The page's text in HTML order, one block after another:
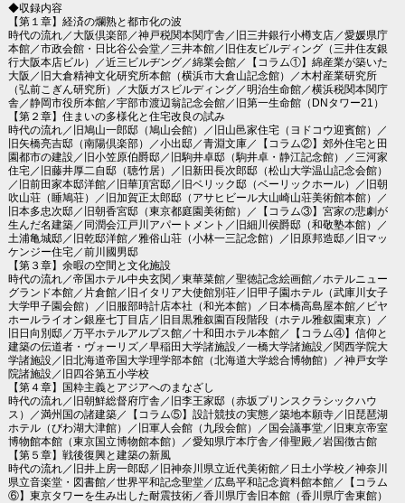
◆収録内容
【第１章】経済の爛熟と都市化の波
時代の流れ／大阪倶楽部／神戸税関本関庁舎／旧三井銀行小樽支店／愛媛県庁
本館／市政会館・日比谷公会堂／三井本館／旧住友ビルディング（三井住友銀
行大阪本店ビル）／近三ビルヂング／綿業会館／【コラム①】綿産業が築いた
大阪／旧大倉精神文化研究所本館（横浜市大倉山記念館）／木村産業研究所
（弘前こぎん研究所）／大阪ガスビルディング／明治生命館／横浜税関本関庁
舎／静岡市役所本館／宇部市渡辺翁記念会館／旧第一生命館（DNタワー21）
【第２章】住まいの多様化と住宅改良の試み
時代の流れ／旧鳩山一郎邸（鳩山会館）／旧山邑家住宅（ヨドコウ迎賓館）／
旧矢橋亮吉邸（南陽倶楽部）／小出邸／青淵文庫／【コラム②】郊外住宅と田
園都市の建設／旧小笠原伯爵邸／旧駒井卓邸（駒井卓・静江記念館）／三河家
住宅／旧藤井厚二自邸（聴竹居）／旧新田長次郎邸（松山大学温山記念会館）
／旧前田家本邸洋館／旧華頂宮邸／旧ベリック邸（ベーリックホール）／旧朝
吹山荘（睡鳩荘）／旧加賀正太郎邸（アサヒビール大山崎山荘美術館本館）／
旧本多忠次邸／旧朝香宮邸（東京都庭園美術館）／【コラム③】宮家の悲劇が
生んだ名建築／同潤会江戸川アパートメント／旧細川侯爵邸（和敬塾本館）／
土浦亀城邸／旧乾邸洋館／雅俗山荘（小林一三記念館）／旧原邦造邸／旧マッ
ケンジー住宅／前川國男邸
【第３章】余暇の空間と文化施設
時代の流れ／帝国ホテル中央玄関／東華菜館／聖徳記念絵画館／ホテルニュー
グランド本館／片倉館／旧イタリア大使館別荘／旧甲子園ホテル（武庫川女子
大学甲子園会館）／旧服部時計店本社（和光本館）／日本橋高島屋本館／ビヤ
ホールライオン銀座七丁目店／旧目黒雅叙園百段階段（ホテル雅叙園東京）／
旧日向別邸／万平ホテルアルプス館／十和田ホテル本館／【コラム④】信仰と
建築の伝道者・ヴォーリズ／早稲田大学諸施設／一橋大学諸施設／関西学院大
学諸施設／旧北海道帝国大学理学部本館（北海道大学総合博物館）／神戸女学
院諸施設／旧四谷第五小学校
【第４章】国粋主義とアジアへのまなざし
時代の流れ／旧朝鮮総督府庁舎／旧李王家邸（赤坂プリンスクラシックハウ
ス）／満州国の諸建築／【コラム⑤】設計競技の実態／築地本願寺／旧琵琶湖
ホテル（びわ湖大津館）／旧軍人会館（九段会館）／国会議事堂／旧東京帝室
博物館本館（東京国立博物館本館）／愛知県庁本庁舎／俳聖殿／岩国徴古館
【第５章】戦後復興と建築の新風
時代の流れ／旧井上房一郎邸／旧神奈川県立近代美術館／日土小学校／神奈川
県立音楽堂・図書館／世界平和記念聖堂／広島平和記念資料館本館／【コラム
⑥】東京タワーを生み出した耐震技術／香川県庁舎旧本館（香川県庁舎東館）